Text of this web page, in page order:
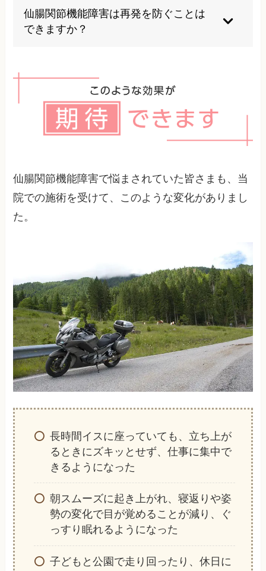
めた広い意味合いを仙腸関節機能障害・仙腸関節
障害と呼ぶことが多く、日常診療では重なり合っ
て使われることもあります。
仙腸関節機能障害は再発を防ぐことは
できますか？
強化、長時間同じ姿勢を避ける工夫、正しい座り
方・立ち方を身につけることで、再発の頻度や強
さを抑えることは十分に目指せます。
仙腸関節機能障害で悩まされていた皆さまも、当
院での施術を受けて、このような変化がありまし
た。
長時間イスに座っていても、立ち上が
るときにズキッとせず、仕事に集中で
きるようになった
朝スムーズに起き上がれ、寝返りや姿
勢の変化で目が覚めることが減り、ぐ
っすり眠れるようになった
子どもと公園で走り回ったり、休日に